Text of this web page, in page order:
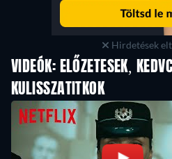
Hirdetések
VIDEÓK: ELŐZETESEK,
KULISSZATITKOK